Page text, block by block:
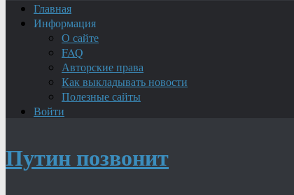
Главная
Информация
О сайте
FAQ
Авторские права
Как выкладывать новости
Полезные сайты
Войти
Путин позвонит